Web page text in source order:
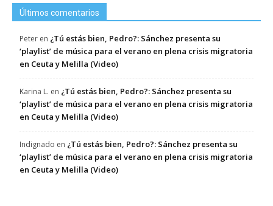
Últimos comentarios
Peter en ¿Tú estás bien, Pedro?: Sánchez presenta su
‘playlist’ de música para el verano en plena crisis migratoria
en Ceuta y Melilla (Video)
Karina L. en ¿Tú estás bien, Pedro?: Sánchez presenta su
‘playlist’ de música para el verano en plena crisis migratoria
en Ceuta y Melilla (Video)
Indignado en ¿Tú estás bien, Pedro?: Sánchez presenta su
‘playlist’ de música para el verano en plena crisis migratoria
en Ceuta y Melilla (Video)